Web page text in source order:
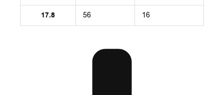
17.8 56 16